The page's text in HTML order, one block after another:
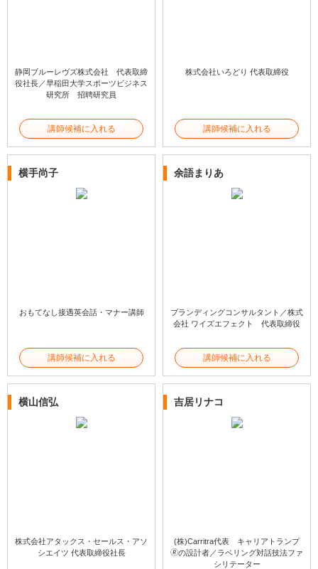
静岡ブルーレヴズ株式会社 代表取締
役社長／早稲田大学スポーツビジネス
研究所 招聘研究員
講師候補に入れる
株式会社いろどり 代表取締役
講師候補に入れる
横手尚子
おもてなし接遇英会話・マナー講師
講師候補に入れる
余語まりあ
ブランディングコンサルタント／株式
会社 ワイズエフェクト 代表取締役
講師候補に入れる
横山信弘
株式会社アタックス・セールス・アソ
シエイツ 代表取締役社長
吉居リナコ
(株)Carritra代表 キャリアトランプ
🄬の設計者／ラベリング対話技法ファ
シリテーター